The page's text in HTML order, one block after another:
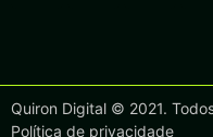
Quiron Digital © 2021.
Política de privacidade